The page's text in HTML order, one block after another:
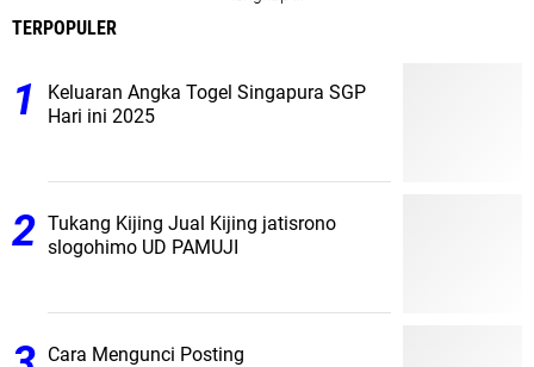
TERPOPULER
Keluaran Angka Togel Singapura SGP
Hari ini 2025
Tukang Kijing Jual Kijing jatisrono
slogohimo UD PAMUJI
Cara Mengunci Posting